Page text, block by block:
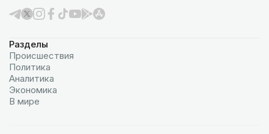
Разделы
Происшествия
Политика
Аналитика
Экономика
В мире